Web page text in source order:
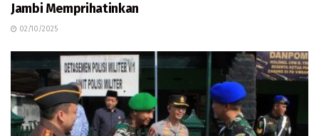
Jambi Memprihatinkan
02/10/2025